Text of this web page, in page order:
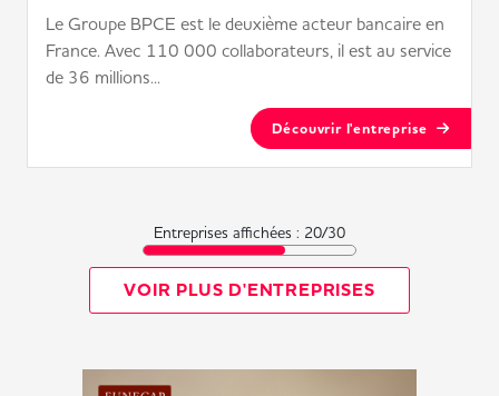
Le Groupe BPCE est le deuxième acteur bancaire en
France. Avec 110 000 collaborateurs, il est au service
de 36 millions...
Découvrir l'entreprise
Entreprises affichées : 20/30
VOIR PLUS D'ENTREPRISES